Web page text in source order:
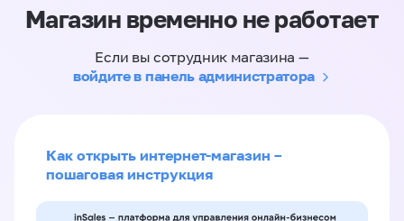
Магазин временно не работает
Если вы сотрудник магазина —
войдите в панель администратора
Как открыть интернет-магазин –
пошаговая инструкция